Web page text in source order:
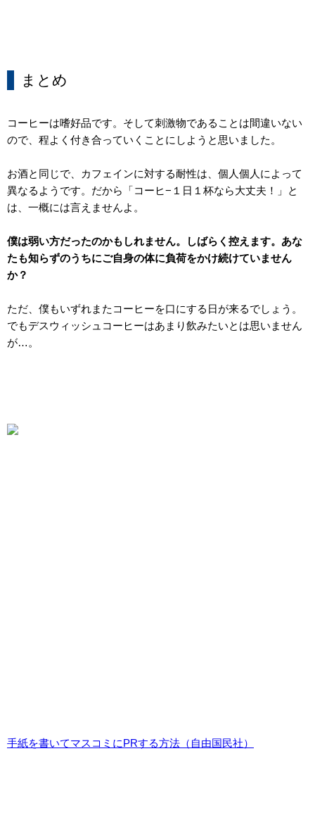
まとめ
コーヒーは嗜好品です。そして刺激物であることは間違いない
ので、程よく付き合っていくことにしようと思いました。
お酒と同じで、カフェインに対する耐性は、個人個人によって
異なるようです。だから「コーヒ− １日１杯なら大丈夫！」と
は、一概には言えませんよ。
僕は弱い方だったのかもしれません。しばらく控えます。あな
たも知らずのうちにご自身の体に負荷をかけ続けていません
か？
ただ、僕もいずれまたコーヒーを口にする日が来るでしょう。
でもデスウィッシュコーヒーはあまり飲みたいとは思いません
が…。
手紙を書いてマスコミにPRする方法（自由国民社）